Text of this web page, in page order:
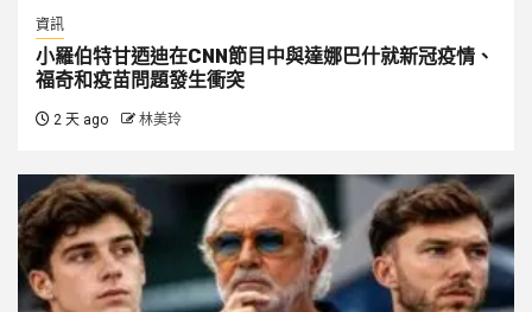
資訊
小羅伯特甘迺迪在CNN節目中與達娜巴什就新冠疫情、
福奇和疫苗問題發生衝突
2 天 ago 林美玲